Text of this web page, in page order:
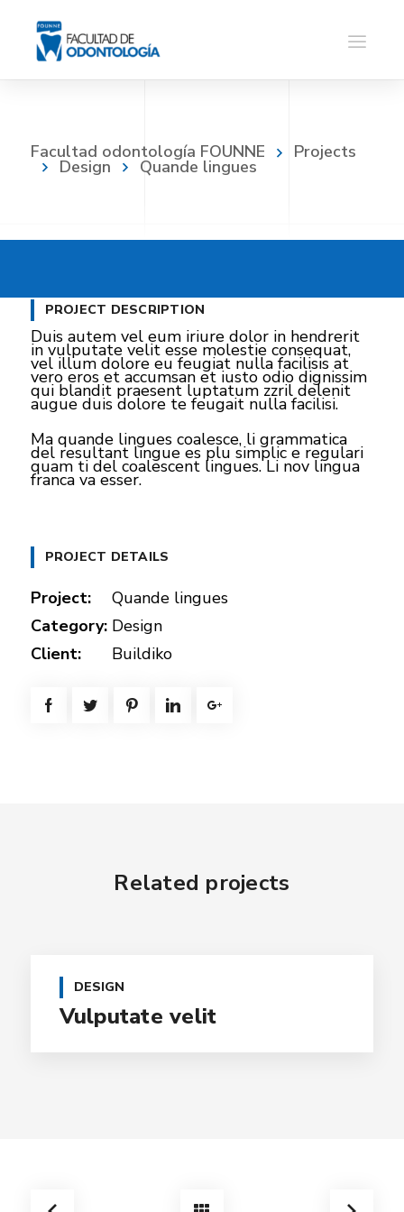
Facultad odontología FOUNNE Projects
Design Quande lingues
PROJECT DESCRIPTION
Duis autem vel eum iriure dolor in hendrerit
in vulputate velit esse molestie consequat,
vel illum dolore eu feugiat nulla facilisis at
vero eros et accumsan et iusto odio dignissim
qui blandit praesent luptatum zzril delenit
augue duis dolore te feugait nulla facilisi.
Ma quande lingues coalesce, li grammatica
del resultant lingue es plu simplic e regulari
quam ti del coalescent lingues. Li nov lingua
franca va esser.
PROJECT DETAILS
Project:
Quande lingues
Category: Design
Client:
Buildiko
Related projects
DESIGN
Vulputate velit